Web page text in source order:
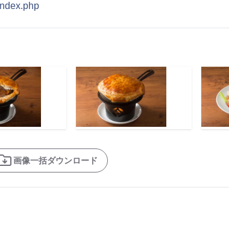
画像一括ダウンロード